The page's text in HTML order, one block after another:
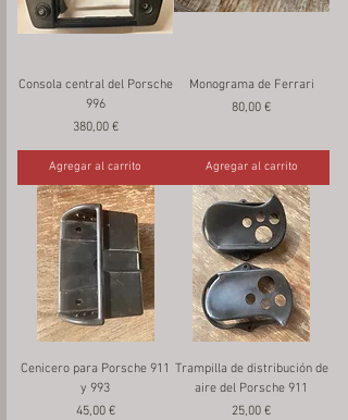
Consola central del Porsche
996
Precio
380,00 €
Agregar al carrito
Monograma de Ferrari
Precio
80,00 €
Agregar al carrito
Cenicero para Porsche 911
y 993
Precio
45,00 €
Trampilla de distribución de
aire del Porsche 911
Precio
25,00 €